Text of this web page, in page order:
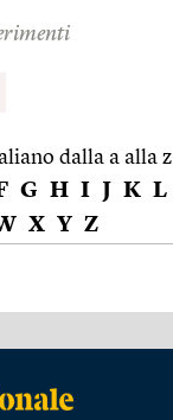
dalla a alla z
G H I J K L
X Y Z